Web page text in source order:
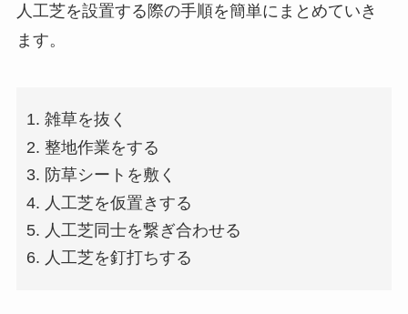
人工芝を設置する際の手順を簡単にまとめていき
ます。
雑草を抜く
整地作業をする
防草シートを敷く
人工芝を仮置きする
人工芝同士を繋ぎ合わせる
人工芝を釘打ちする